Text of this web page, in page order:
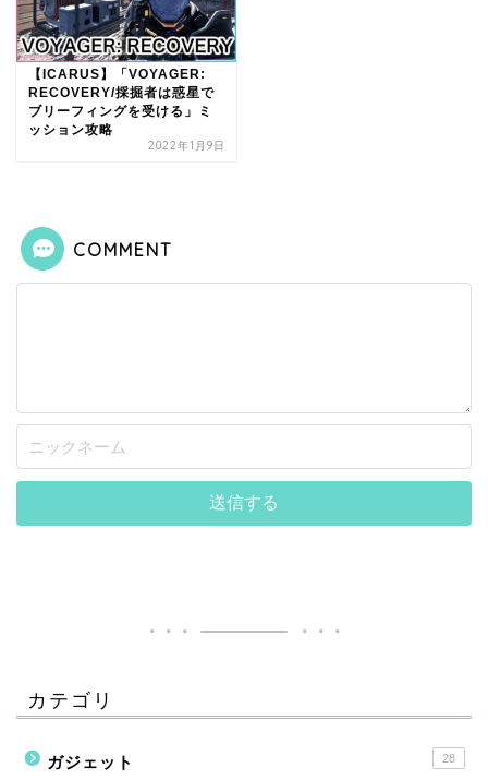
【ICARUS】「VOYAGER:
RECOVERY/採掘者は惑星で
ブリーフィングを受ける」ミ
ッション攻略
2022年1月9日
COMMENT
カテゴリ
ガジェット 28